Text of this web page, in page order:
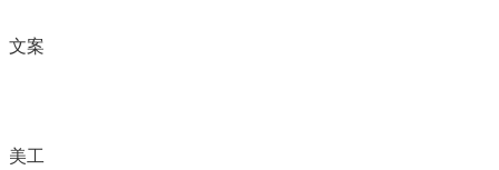
文案
美工